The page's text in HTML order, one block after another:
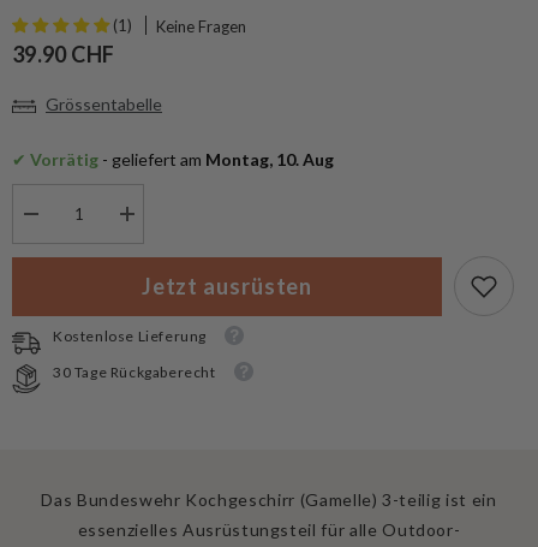
(1) Keine Fragen
39.90 CHF
Grössentabelle
✔ Vorrätig - geliefert am Montag, 10. Aug
für
Kochgeschirr
(Gamelle)
3-
teilig
Menge
für
Mil-
Tec
Kochgeschirr
teilig
Jetzt ausrüsten
Kostenlose Lieferung
30 Tage Rückgaberecht
Das Bundeswehr Kochgeschirr (Gamelle) 3-teilig ist ein
essenzielles Ausrüstungsteil für alle Outdoor-